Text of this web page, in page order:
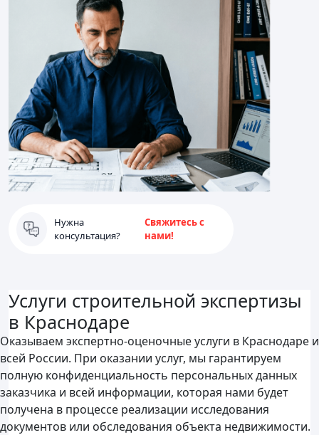
Нужна
консультация?
Свяжитесь с
нами!
Услуги строительной экспертизы
в Краснодаре
Оказываем экспертно-оценочные услуги в Краснодаре и
всей России. При оказании услуг, мы гарантируем
полную конфиденциальность персональных данных
заказчика и всей информации, которая нами будет
получена в процессе реализации исследования
документов или обследования объекта недвижимости.